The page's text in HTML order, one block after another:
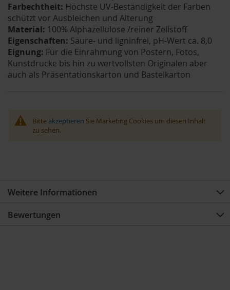
Farbechtheit: Höchste UV-Beständigkeit der Farben
schützt vor Ausbleichen und Alterung
Material: 100% Alphazellulose /reiner Zellstoff
Eigenschaften: Säure- und ligninfrei, pH-Wert ca. 8,0
Eignung: Für die Einrahmung von Postern, Fotos,
Kunstdrucke bis hin zu wertvollsten Originalen aber
auch als Präsentationskarton und Bastelkarton
Bitte akzeptieren Sie Marketing Cookies um diesen Inhalt
zu sehen.
Weitere Informationen
Bewertungen